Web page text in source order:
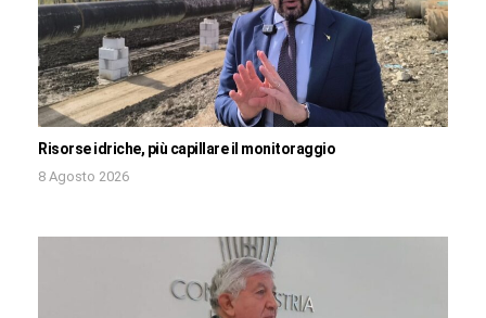
Risorse idriche, più capillare il monitoraggio
8 Agosto 2026